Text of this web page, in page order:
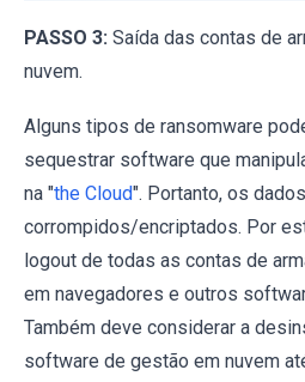
PASSO 3: Saída das contas de
nuvem.
Alguns tipos de ransomware
sequestrar software que
na "the Cloud". Portanto, os
corrompidos/encriptados. Por
logout de todas as contas de
em navegadores e outros
Também deve considerar a
software de gestão em nuvem